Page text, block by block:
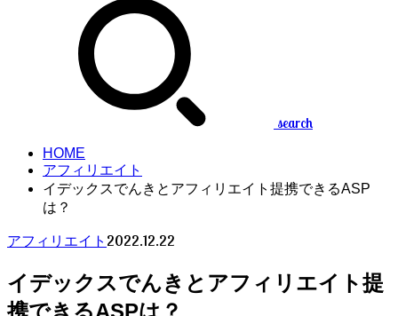
search
HOME
アフィリエイト
イデックスでんきとアフィリエイト提携できるASP
は？
アフィリエイト 2022.12.22
イデックスでんきとアフィリエイト提
携できるASPは？